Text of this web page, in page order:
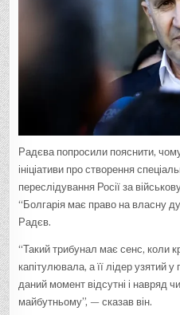
Радєва попросили пояснити,
ініціативи про створення
переслідування Росії за
“Болгарія має право на власну
Радєв.
“Такий трибунал має сенс, коли
капітулювала, а її лідер узятий
даний момент відсутні і навряд
майбутньому”, — сказав він.